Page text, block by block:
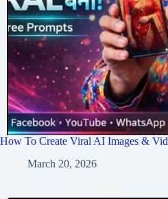
How To Create Viral AI Images &
March 20, 2026